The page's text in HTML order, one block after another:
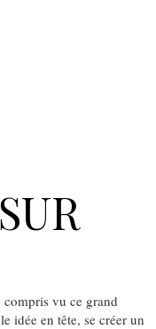
compris vu ce grand
idée en tête, se créer un